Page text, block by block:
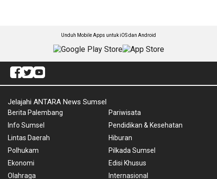
Unduh Mobile Apps untuk iOS dan Android
Jelajahi ANTARA News Sumsel
Berita Palembang
Info Sumsel
Lintas Daerah
Polhukam
Ekonomi
Olahraga
Pariwisata
Pendidikan & Kesehatan
Hiburan
Pilkada Sumsel
Edisi Khusus
Internasional